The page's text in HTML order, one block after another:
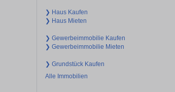
❯ Haus Kaufen
❯ Haus Mieten
❯ Gewerbeimmobilie Kaufen
❯ Gewerbeimmobilie Mieten
❯ Grundstück Kaufen
Alle Immobilien